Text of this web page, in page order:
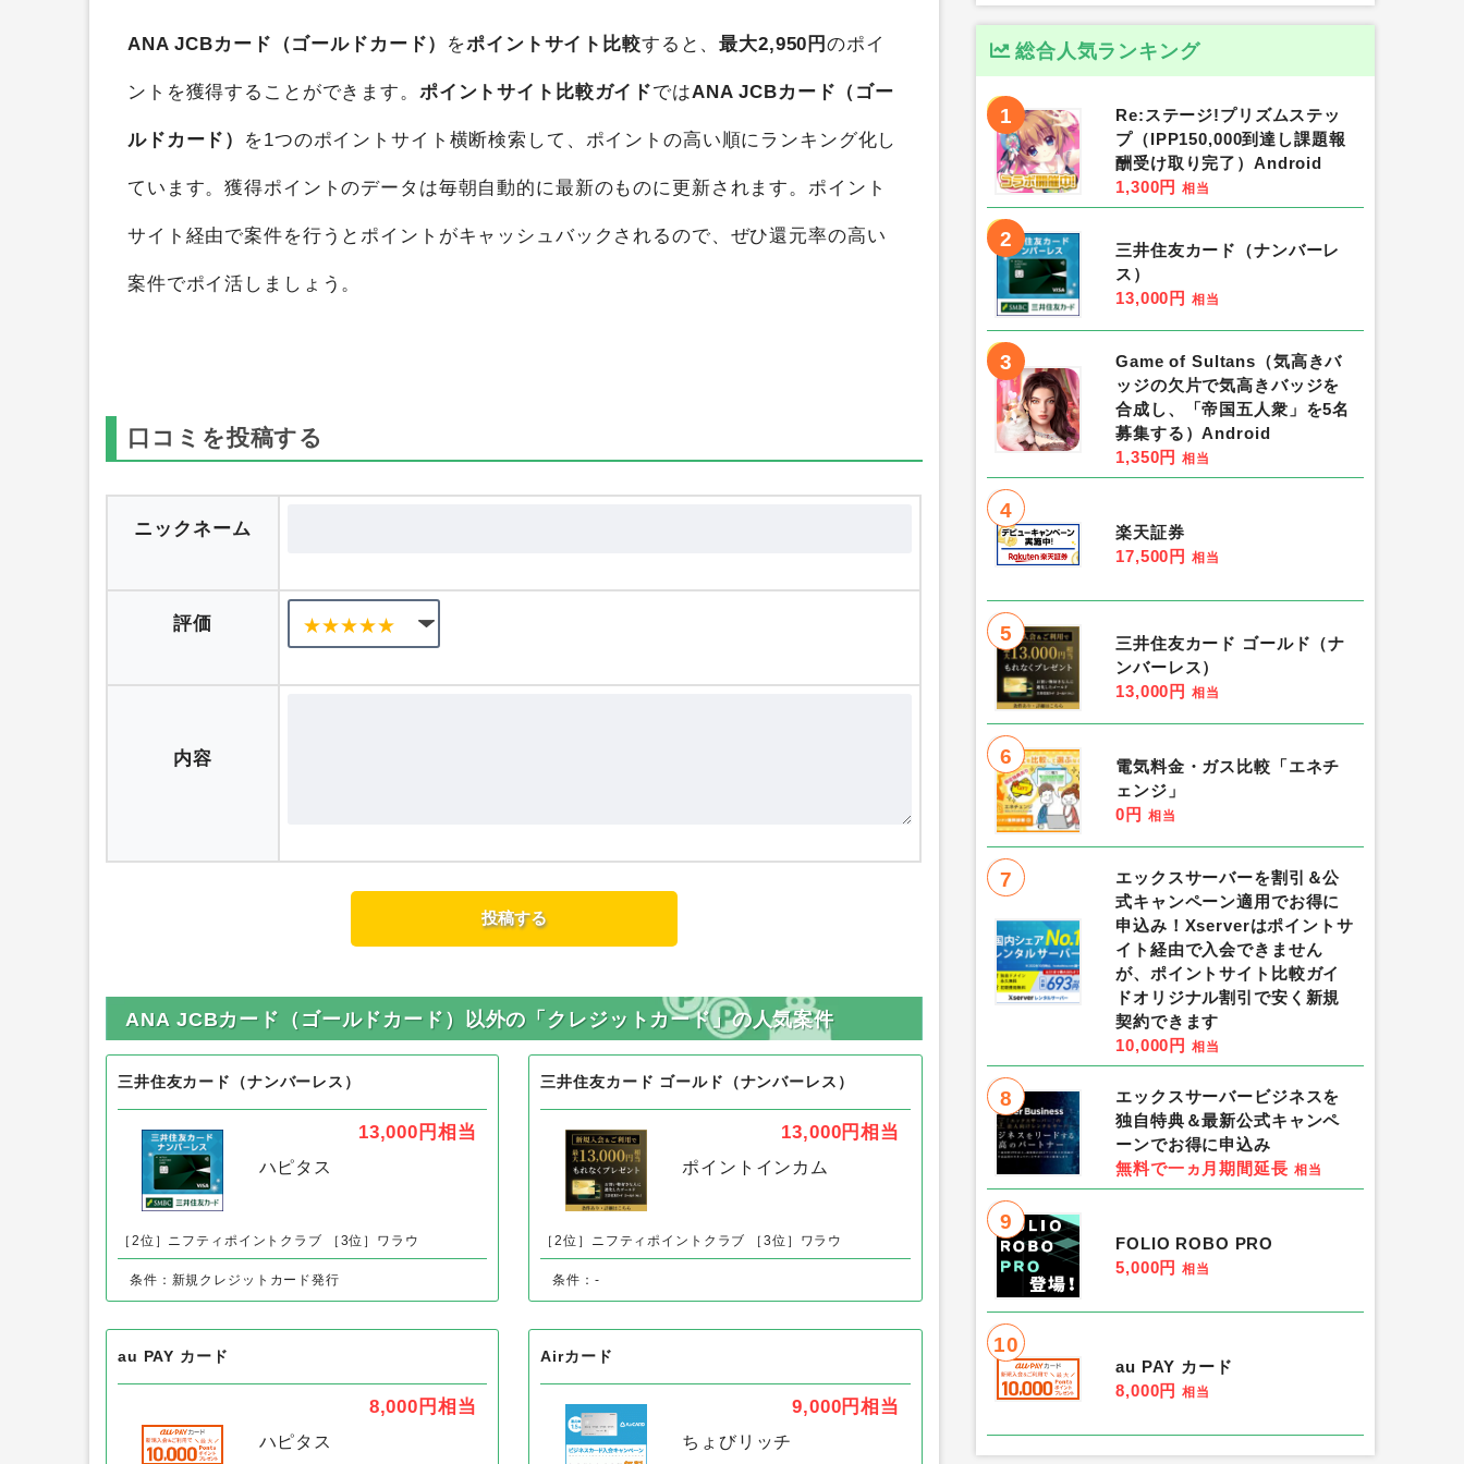
ANA JCBカード（ゴールドカード） をポイントサイト比較すると、最大2,950円のポイ
ントを獲得することができます。 ポイントサイト比較ガイドではANA JCBカード（ゴー
ルドカード）を1つのポイントサイト横断検索して、ポイントの高い順にランキング化し
ています。獲得ポイントのデータは毎朝自動的に最新のものに更新されます。ポイント
口コミを投稿する
ニックネーム
内容
ANA JCBカード（ゴールドカード）以外の「クレジットカード」の人気案件
三井住友カード（ナンバーレス）
13,000円
ハピタス
三井住友カード ゴールド（ナンバーレス）
13,000円
ポイントインカム
au PAY カード Airカード
総合人気ランキング
1
Re:ステージ!プリズムステッ
プ（IPP150,000到達し課題報
酬受け取り完了）Android
1,300円 相当
2
三井住友カード（ナンバーレ
ス）
13,000円 相当
3
Game of Sultans（気高きバ
ッジの欠片で気高きバッジを
合成し、「帝国五人衆」を5名
募集する）Android
1,350円 相当
4
楽天証券
17,500円 相当
5
三井住友カード ゴールド（ナ
ンバーレス）
13,000円 相当
6
電気料金・ガス比較「エネチ
ェンジ」
0円 相当
7
エックスサーバーを割引＆公
式キャンペーン適用でお得に
申込み！Xserverはポイントサ
イト経由で入会できません
が、ポイントサイト比較ガイ
ドオリジナル割引で安く新規
契約できます
10,000円 相当
8
エックスサーバービジネスを
独自特典＆最新公式キャンペ
ーンでお得に申込み
無料で一ヵ月期間延長 相当
9
FOLIO ROBO PRO
5,000円 相当
10
au PAY カード
8,000円 相当